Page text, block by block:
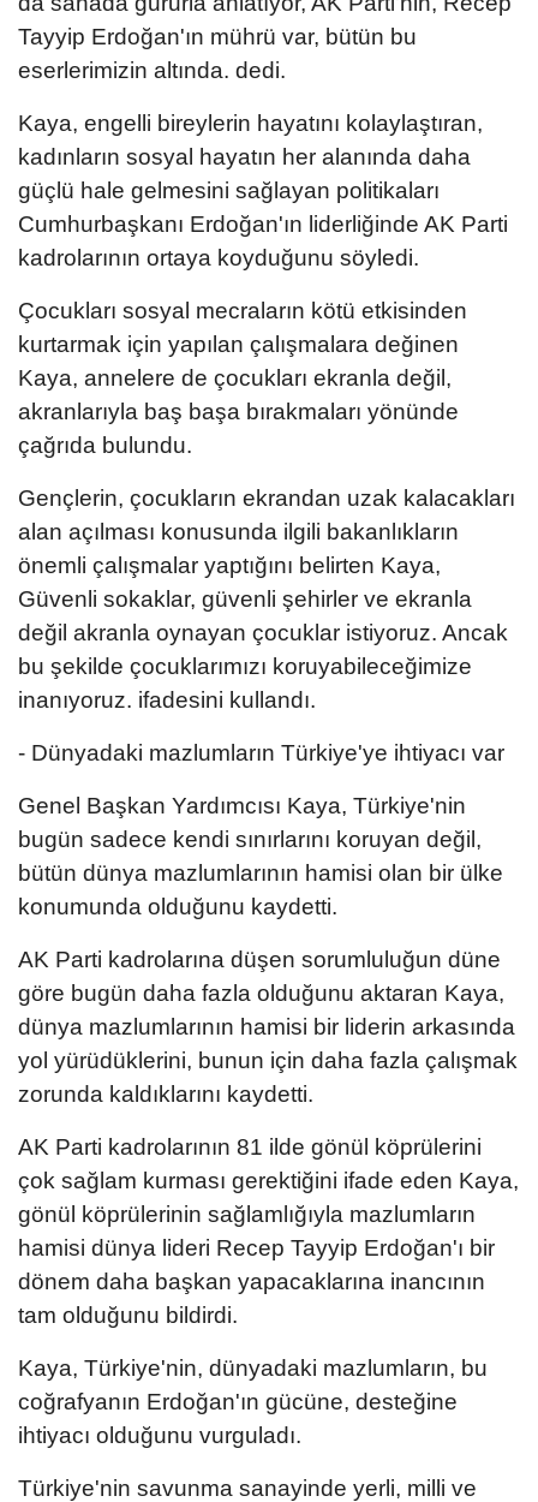
Tayyip Erdoğan'ın mührü var, bütün bu
eserlerimizin altında. dedi.
Kaya, engelli bireylerin hayatını kolaylaştıran,
kadınların sosyal hayatın her alanında daha
güçlü hale gelmesini sağlayan politikaları
Cumhurbaşkanı Erdoğan'ın liderliğinde AK Parti
kadrolarının ortaya koyduğunu söyledi.
Çocukları sosyal mecraların kötü etkisinden
kurtarmak için yapılan çalışmalara değinen
Kaya, annelere de çocukları ekranla değil,
akranlarıyla baş başa bırakmaları yönünde
çağrıda bulundu.
Gençlerin, çocukların ekrandan uzak kalacakları
alan açılması konusunda ilgili bakanlıkların
önemli çalışmalar yaptığını belirten Kaya,
Güvenli sokaklar, güvenli şehirler ve ekranla
değil akranla oynayan çocuklar istiyoruz. Ancak
bu şekilde çocuklarımızı koruyabileceğimize
inanıyoruz. ifadesini kullandı.
- Dünyadaki mazlumların Türkiye'ye ihtiyacı var
Genel Başkan Yardımcısı Kaya, Türkiye'nin
bugün sadece kendi sınırlarını koruyan değil,
bütün dünya mazlumlarının hamisi olan bir ülke
konumunda olduğunu kaydetti.
AK Parti kadrolarına düşen sorumluluğun düne
göre bugün daha fazla olduğunu aktaran Kaya,
dünya mazlumlarının hamisi bir liderin arkasında
yol yürüdüklerini, bunun için daha fazla çalışmak
zorunda kaldıklarını kaydetti.
AK Parti kadrolarının 81 ilde gönül köprülerini
çok sağlam kurması gerektiğini ifade eden Kaya,
gönül köprülerinin sağlamlığıyla mazlumların
hamisi dünya lideri Recep Tayyip Erdoğan'ı bir
dönem daha başkan yapacaklarına inancının
tam olduğunu bildirdi.
Kaya, Türkiye'nin, dünyadaki mazlumların, bu
coğrafyanın Erdoğan'ın gücüne, desteğine
ihtiyacı olduğunu vurguladı.
Türkiye'nin savunma sanayinde yerli, milli ve